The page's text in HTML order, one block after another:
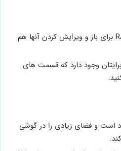
این برنامه از فایل ها RAW برای باز و ویرایش کردن آنها هم
وجود دارد که قسمت های
است و فضای زیادی را در گوشی